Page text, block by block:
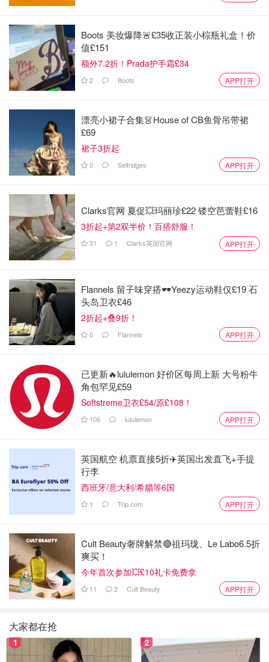
这款估计没有小伙伴不知道，火了很多年倒也不是没道理。
是可圈可点的。曾试过另结新欢-同一类型的粉底液：Dior
forever，YSL All hours， Lancome Teint Idole Ultra wear,
Laura Mercier Flawless Fusion Ultra Long。但是试过后，
还是专一的继续选择他。这款色号真的是多，个人喜欢跟肤
适，不过后来发现把两个色号的粉底调一起刚刚好。晒黑
了，就把暗色号倒多一丢丢；皮肤白了，就把浅色号倒多点
混合。完美✌️
遮瑕度：🌟🌟🌟🌟 （4颗）
持久度：🌟🌟🌟🌟 （4颗）
妆面：雾面
妆效：出油后呈现奶油肌，非常干净，不会脱妆。色号太
多，需要选择适合自己的，不行就买两个颜色自己调吧
适用人群：油皮，混油皮，混干皮。诉求是有遮瑕度，持久
度高，出油不脱妆。这款只要做好妆前保湿，混干皮用也没
什么问题。本人冬天就是混干，两颊特别干呢。
3. 【Double Wear Sheer Long Wear】：
Boots 美妆爆降🚨£35收正装小棕瓶礼盒！价
值£151
额外7.2折！Prada护手霜£34
2 Boots APP打开
漂亮小裙子合集👗House of CB鱼骨吊带裙
£69
裙子3折起
0 Selfridges APP打开
Clarks官网 夏促💥玛丽珍£22 镂空芭蕾鞋£16
3折起+第2双半价！百搭舒服！
31 1 Clarks英国官网 APP打开
Flannels 留子味穿搭🕶️Yeezy运动鞋仅£19 石
头岛卫衣£46
2折起+叠9折！
0 Flannels APP打开
已更新🔥lululemon 好价区每周上新 大号粉牛
角包罕见£59
Softstreme卫衣£54/原£108！
106 lululemon APP打开
英国航空 机票直接5折✈️英国出发直飞+手提
行李
西班牙/意大利/希腊等6国
1 Trip.com APP打开
Cult Beauty奢牌解禁🔴祖玛珑、Le Labo6.5折
爽买！
今年首次参加💥£10礼卡免费拿
11 2 Cult Beauty APP打开
大家都在抢
1 2